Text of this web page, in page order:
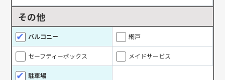
その他
バルコニー 網戸
セーフティーボックス メイドサービス
駐車場